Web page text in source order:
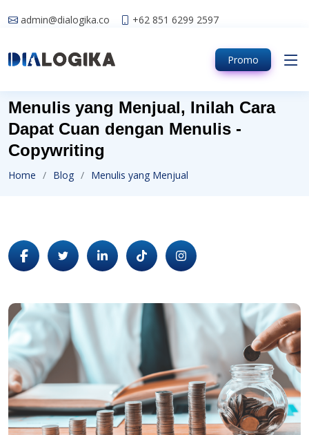
admin@dialogika.co +62 851 6299 2597
Promo
Menulis yang Menjual, Inilah Cara
Dapat Cuan dengan Menulis -
Copywriting
Home Blog Menulis yang Menjual